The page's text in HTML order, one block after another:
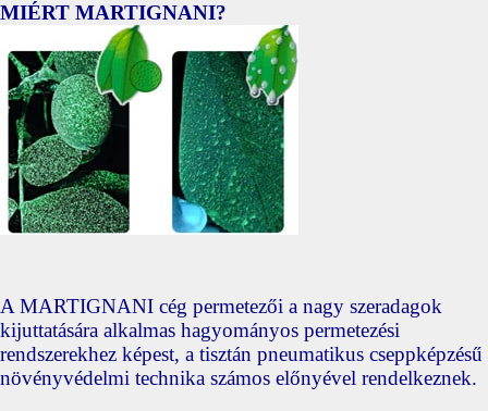
MIÉRT MARTIGNANI?
A MARTIGNANI cég permetezői a nagy szeradagok
kijuttatására alkalmas hagyományos permetezési
rendszerekhez képest, a tisztán pneu­matikus cseppképzésű
növényvédelmi technika számos előnyével rendelkeznek.